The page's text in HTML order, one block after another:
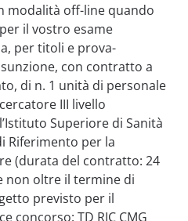
modalità off-line quando
il vostro esame
per titoli e prova-
con contratto a
di n. 1 unità di personale
III livello
Superiore di Sanità
Riferimento per la
(durata del contratto: 24
non oltre il termine di
previsto per il
concorso: TD RIC CMG